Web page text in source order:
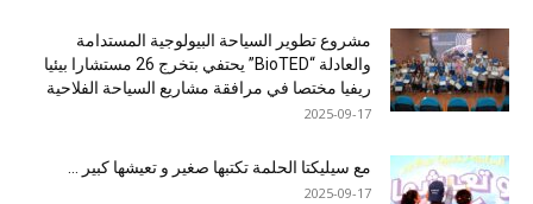
مشروع تطوير السياحة البيولوجية المستدامة
والعادلة “BioTED” يحتفي بتخرج 26 مستشارا بيئيا
ريفيا مختصا في مرافقة مشاريع السياحة الفلاحية
2025-09-17
مع سيليكتا الحلمة تكتبها صغير و تعيشها كبير …
2025-09-17